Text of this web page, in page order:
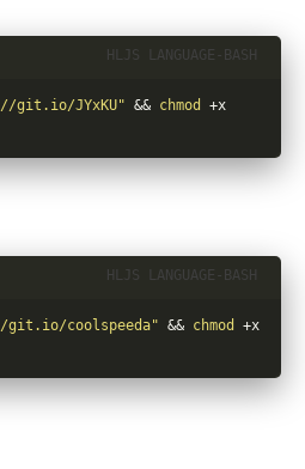
git.io/JYxKU" && chmod
+x
coolspeeda" && chmod
+x